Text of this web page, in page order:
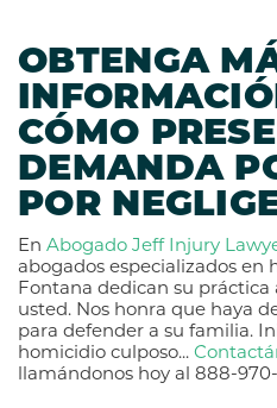
OBTENGA
CÓMO
DEMANDA
POR
En Abogado Jeff Injury
abogados especializados en
Fontana dedican su práctica
usted. Nos honra que haya
para defender a su familia.
homicidio culposo...
llamándonos hoy al 888-